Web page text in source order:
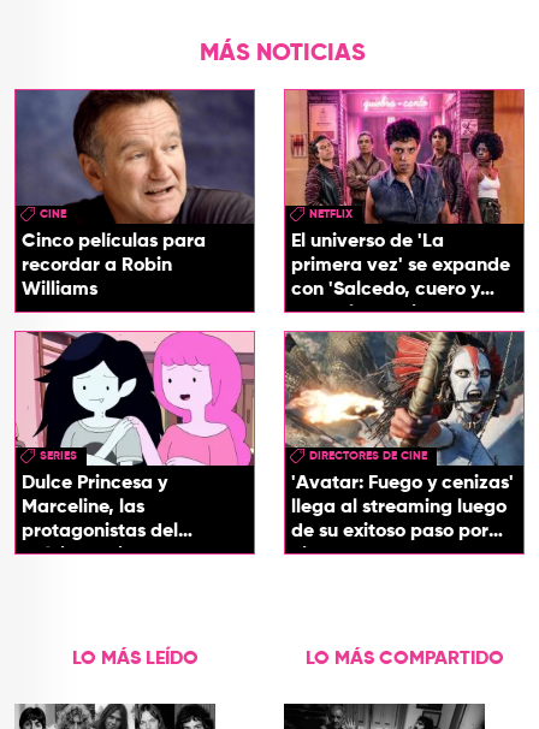
MÁS NOTICIAS
CINE
Cinco películas para
recordar a Robin
Williams
NETFLIX
El universo de 'La
primera vez' se expande
con 'Salcedo, cuero y
boogaloo', spin off
SERIES
Dulce Princesa y
Marceline, las
protagonistas del
próximo spin-off de 'Hora
DIRECTORES DE CINE
'Avatar: Fuego y cenizas'
llega al streaming luego
de su exitoso paso por
cines
LO MÁS LEÍDO LO MÁS COMPARTIDO